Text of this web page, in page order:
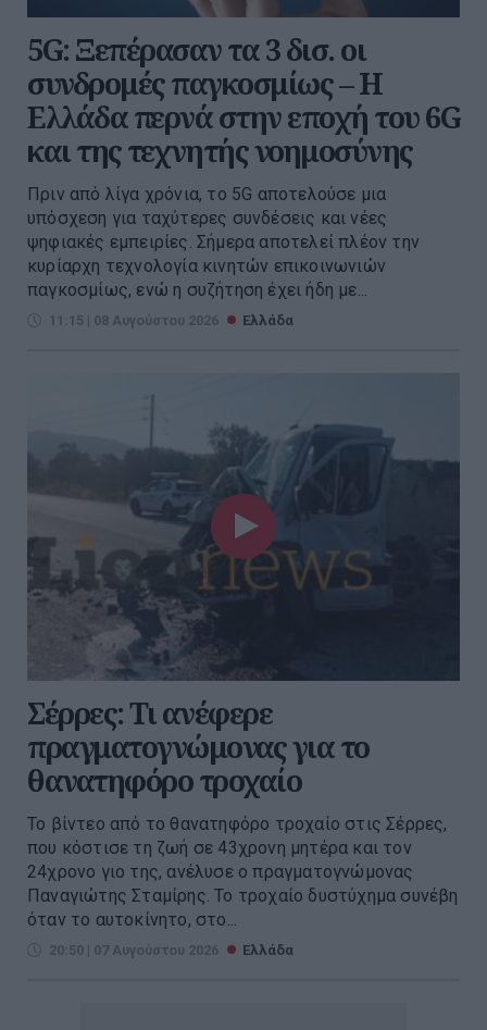
5G: Ξεπέρασαν τα 3 δισ. οι
συνδρομές παγκοσμίως – Η
Ελλάδα περνά στην εποχή του 6G
και της τεχνητής νοημοσύνης
Πριν από λίγα χρόνια, το 5G αποτελούσε μια
υπόσχεση για ταχύτερες συνδέσεις και νέες
ψηφιακές εμπειρίες. Σήμερα αποτελεί πλέον την
κυρίαρχη τεχνολογία κινητών επικοινωνιών
παγκοσμίως, ενώ η συζήτηση έχει ήδη με...
11:15 | 08 Αυγούστου 2026 Ελλάδα
Σέρρες: Τι ανέφερε
πραγματογνώμονας για το
θανατηφόρο τροχαίο
Το βίντεο από το θανατηφόρο τροχαίο στις Σέρρες,
που κόστισε τη ζωή σε 43χρονη μητέρα και τον
24χρονο γιο της, ανέλυσε ο πραγματογνώμονας
Παναγιώτης Σταμίρης. Το τροχαίο δυστύχημα συνέβη
όταν το αυτοκίνητο, στο...
20:50 | 07 Αυγούστου 2026 Ελλάδα